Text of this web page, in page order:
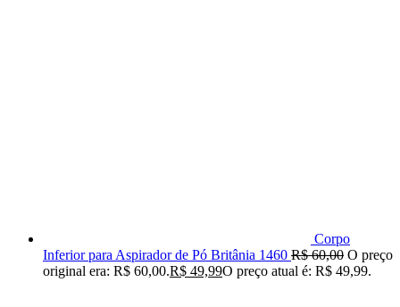
Corpo
Inferior para Aspirador de Pó Britânia 1460 R$60,00 O preço
original era: R$ 60,00.R$ 49,99O preço atual é: R$ 49,99.